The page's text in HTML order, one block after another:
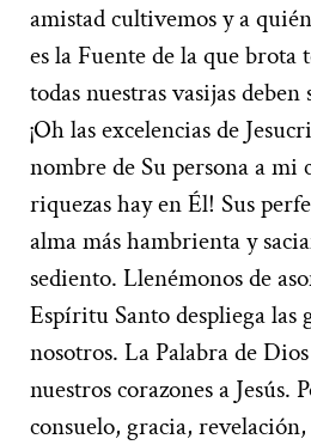
amistad cultivemos y a
es la Fuente de la que brota
todas nuestras vasijas
¡Oh las excelencias de
nombre de Su persona a mi
riquezas hay en Él! Sus
alma más hambrienta y
sediento. Llenémonos de
Espíritu Santo despliega
nosotros. La Palabra de
nuestros corazones a Jesús.
consuelo, gracia,